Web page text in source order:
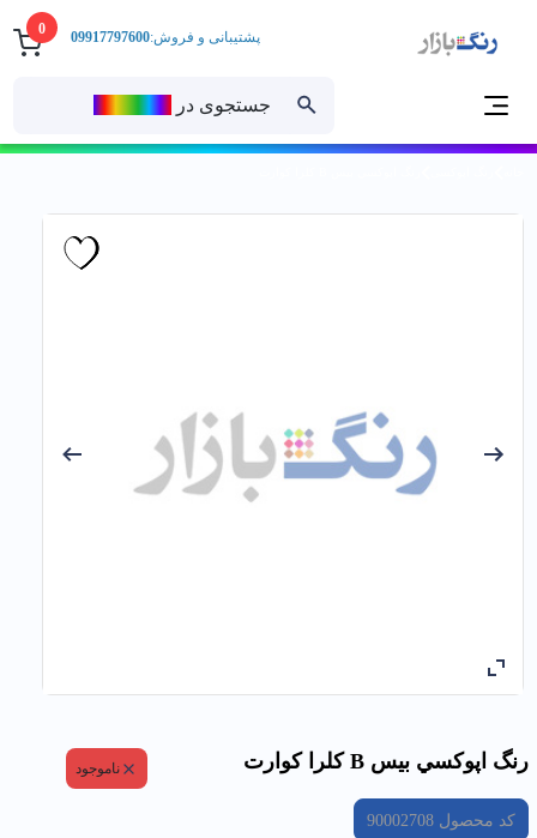
0
جستجوی در
پشتیبانی و فروش:09917797600
رنگ اپوكسي بيس B کلرا كوارت ناموجود
کد محصول90002708